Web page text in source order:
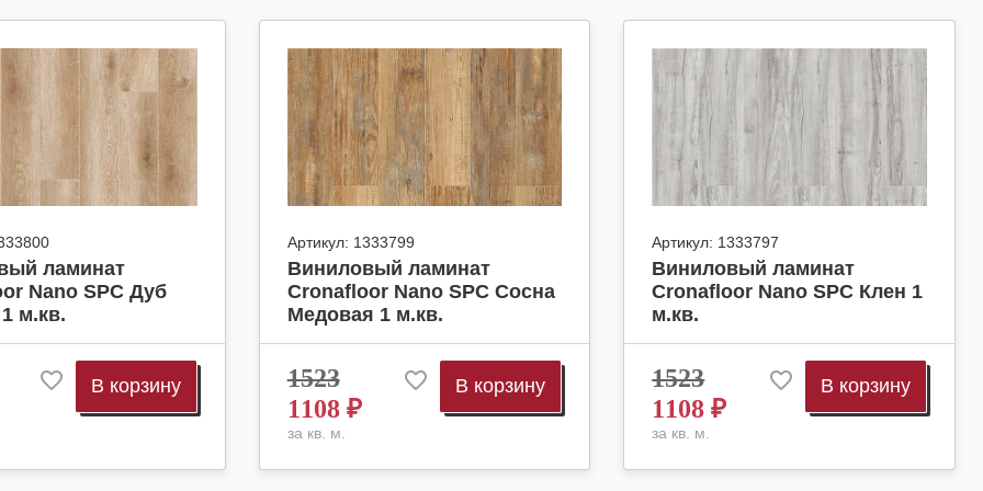
ламинат
Nano SPC Дуб
м.кв.
В корзину
Артикул: 1333799
Виниловый ламинат
Cronafloor Nano SPC Сосна
Медовая 1 м.кв.
1523
1108₽
за кв. м.
В корзину
Артикул: 1333797
Виниловый ламинат
Cronafloor Nano SPC Клен 1
м.кв.
1523
1108 ₽
за кв. м.
В корзину